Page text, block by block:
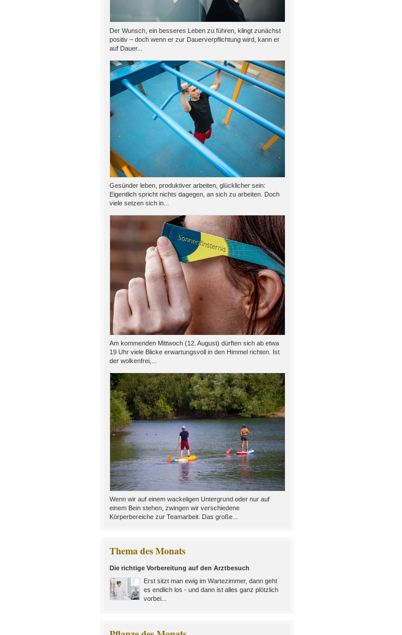
Der Wunsch, ein besseres Leben zu führen, klingt zunächst
positiv – doch wenn er zur Dauerverpflichtung wird, kann er
auf Dauer...
Gesünder leben, produktiver arbeiten, glücklicher sein:
Eigentlich spricht nichts dagegen, an sich zu arbeiten. Doch
viele setzen sich in...
Am kommenden Mittwoch (12. August) dürften sich ab etwa
19 Uhr viele Blicke erwartungsvoll in den Himmel richten. Ist
der wolkenfrei,...
Wenn wir auf einem wackeligen Untergrund oder nur auf
einem Bein stehen, zwingen wir verschiedene
Körperbereiche zur Teamarbeit. Das große...
Thema des Monats
Die richtige Vorbereitung auf den Arztbesuch
Erst sitzt man ewig im Wartezimmer, dann geht
es endlich los - und dann ist alles ganz plötzlich
vorbei...